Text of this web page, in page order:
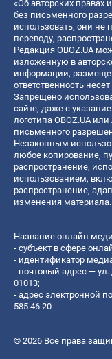
«Об авторских правах
без письменного
использовать, они не
переводу,
Редакция OBOZ.UA
изложенную в
информации,
ответственность
Запрещено
сайте, даже с
логотипа OBOZ.UA
письменного
Незаконным
любое копирование,
распространение,
использованием,
распространение,
изменения материала.
Название онлайн
- субъект в сфере
- идентификатор
- почтовый адрес —
01013;
- адрес электронной
585 46 20
© 2026 Все права